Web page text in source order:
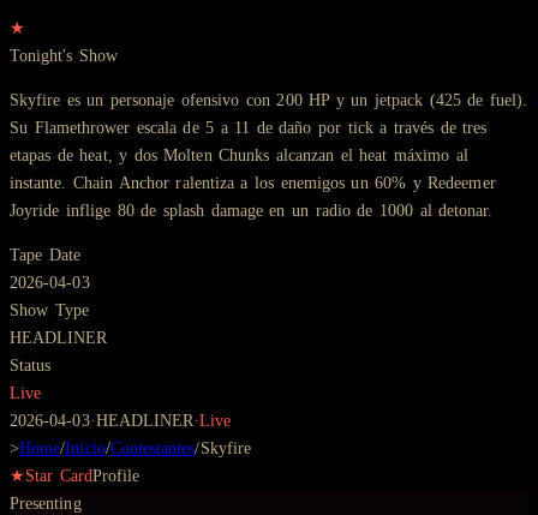
★
Tonight's Show
Skyfire es un personaje ofensivo con 200 HP y un jetpack (425 de fuel).
Su Flamethrower escala de 5 a 11 de daño por tick a través de tres
etapas de heat, y dos Molten Chunks alcanzan el heat máximo al
instante. Chain Anchor ralentiza a los enemigos un 60% y Redeemer
Joyride inflige 80 de splash damage en un radio de 1000 al detonar.
Tape Date
2026-04-03
Show Type
HEADLINER
Status
Live
2026-04-03·HEADLINER·Live
>Home/Inicio/Contestantes/Skyfire
★Star CardProfile
Presenting